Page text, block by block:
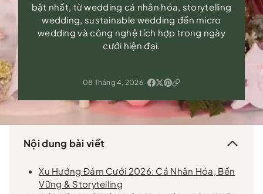
bật nhất, từ wedding cá nhân hóa, storytelling
wedding, sustainable wedding đến micro
wedding và công nghệ tích hợp trong ngày
cưới hiện đại.
08 Tháng 4, 2026 ·
Nội dung bài viết
Xu Hướng Đám Cưới 2026: Cá Nhân Hóa, Bền
Vững & Storytelling